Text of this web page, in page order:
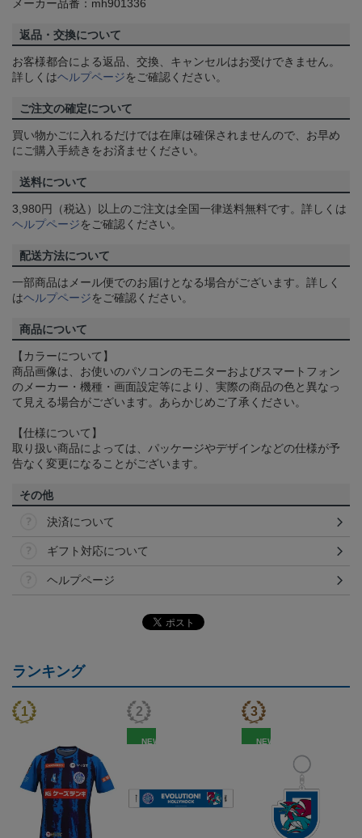
メーカー品番：mh901336
返品・交換について
お客様都合による返品、交換、キャンセルはお受けできません。
詳しくはヘルプページをご確認ください。
ご注文の確定について
買い物かごに入れるだけでは在庫は確保されませんので、お早め
にご購入手続きをお済ませください。
送料について
3,980円（税込）以上のご注文は全国一律送料無料です。詳しくは
ヘルプページをご確認ください。
配送方法について
一部商品はメール便でのお届けとなる場合がございます。詳しく
はヘルプページをご確認ください。
商品について
【カラーについて】
商品画像は、お使いのパソコンのモニターおよびスマートフォン
のメーカー・機種・画面設定等により、実際の商品の色と異なっ
て見える場合がございます。あらかじめご了承ください。
【仕様について】
取り扱い商品によっては、パッケージやデザインなどの仕様が予
告なく変更になることがございます。
その他
決済について
ギフト対応について
ヘルプページ
ランキング
NEW NEW